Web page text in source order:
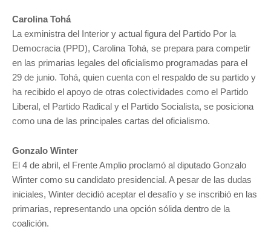
Carolina Tohá
La exministra del Interior y actual figura del Partido Por la
Democracia (PPD), Carolina Tohá, se prepara para competir
en las primarias legales del oficialismo programadas para el
29 de junio. Tohá, quien cuenta con el respaldo de su partido y
ha recibido el apoyo de otras colectividades como el Partido
Liberal, el Partido Radical y el Partido Socialista, se posiciona
como una de las principales cartas del oficialismo.
Gonzalo Winter
El 4 de abril, el Frente Amplio proclamó al diputado Gonzalo
Winter como su candidato presidencial. A pesar de las dudas
iniciales, Winter decidió aceptar el desafío y se inscribió en las
primarias, representando una opción sólida dentro de la
coalición.